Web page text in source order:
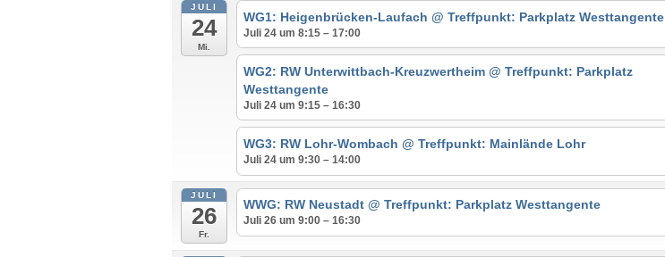
JULI
24
Mi.
WG1: Heigenbrücken-Laufach@ Treffpunkt: Parkplatz Westtangente
Juli 24 um 8:15 – 17:00
WG2: RW Unterwittbach-Kreuzwertheim@ Treffpunkt: Parkplatz
Westtangente
Juli 24 um 9:15 – 16:30
WG3: RW Lohr-Wombach@ Treffpunkt: Mainlände Lohr
Juli 24 um 9:30 – 14:00
JULI
26
Fr.
WWG: RW Neustadt@ Treffpunkt: Parkplatz Westtangente
Juli 26 um 9:00 – 16:30